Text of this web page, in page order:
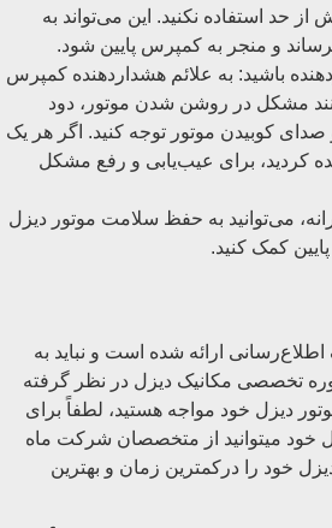
از حد استفاده نکنید. این می‌تواند به
و منجر به کمپرس پایین شود.
باشید: به علائم هشداردهنده کمپرس
مشکل در روشن شدن موتور، دود
کوبیدن موتور توجه کنید. اگر هر یک
کردید، برای عیب‌یابی و رفع مشکل
می‌توانید به حفظ سلامت موتور دیزل
کمک کنید.
ارائه شده است و نباید به
تخصصی مکانیک دیزل در نظر گرفته
دیزل خود مواجه هستید، لطفاً برای
خود میتوانید از متخصصان شرکت ماه
خود را درکمترین زمان و بهترین